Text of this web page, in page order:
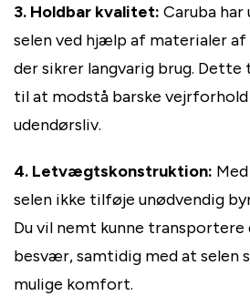
3. Holdbar kvalitet: Caruba
selen ved hjælp af materialer
der sikrer langvarig brug.
til at modstå barske
udendørsliv.
4. Letvægtskonstruktion:
selen ikke tilføje unødvendig
Du vil nemt kunne transportere
besvær, samtidig med at selen
mulige komfort.